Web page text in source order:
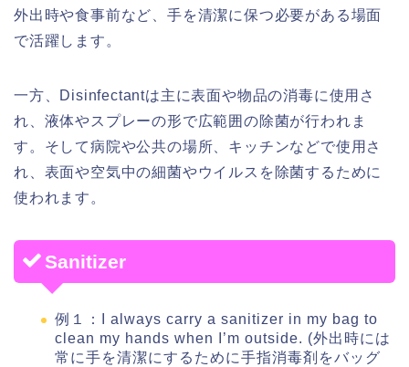
外出時や食事前など、手を清潔に保つ必要がある場面
で活躍します。
一方、Disinfectantは主に表面や物品の消毒に使用さ
れ、液体やスプレーの形で広範囲の除菌が行われま
す。そして病院や公共の場所、キッチンなどで使用さ
れ、表面や空気中の細菌やウイルスを除菌するために
使われます。
Sanitizer
例１：I always carry a sanitizer in my bag to
clean my hands when I’m outside. (外出時には
常に手を清潔にするために手指消毒剤をバッグ